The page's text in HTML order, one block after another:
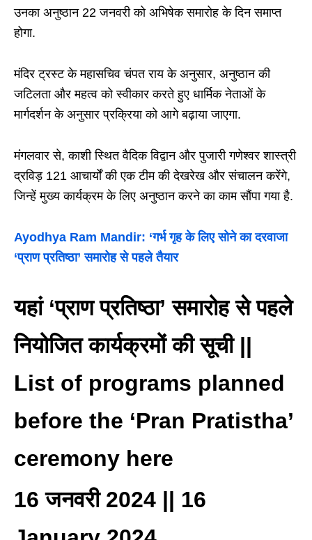
उनका अनुष्ठान 22 जनवरी को अभिषेक समारोह के दिन समाप्त
होगा.
मंदिर ट्रस्ट के महासचिव चंपत राय के अनुसार, अनुष्ठान की
जटिलता और महत्व को स्वीकार करते हुए धार्मिक नेताओं के
मार्गदर्शन के अनुसार प्रक्रिया को आगे बढ़ाया जाएगा.
मंगलवार से, काशी स्थित वैदिक विद्वान और पुजारी गणेश्वर शास्त्री
द्रविड़ 121 आचार्यों की एक टीम की देखरेख और संचालन करेंगे,
जिन्हें मुख्य कार्यक्रम के लिए अनुष्ठान करने का काम सौंपा गया है.
Ayodhya Ram Mandir: ‘गर्भ गृह के लिए सोने का दरवाजा
‘प्राण प्रतिष्ठा’ समारोह से पहले तैयार
यहां ‘प्राण प्रतिष्ठा’ समारोह से पहले
नियोजित कार्यक्रमों की सूची ||
List of programs planned
before the ‘Pran Pratistha’
ceremony here
16 जनवरी 2024 || 16